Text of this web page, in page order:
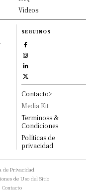
Videos
SEGUINOS
Contacto>
Media Kit
Terminoss &
Condiciones
Políticas de
privacidad
de Privacidad
de Uso del Sitio
Contacto